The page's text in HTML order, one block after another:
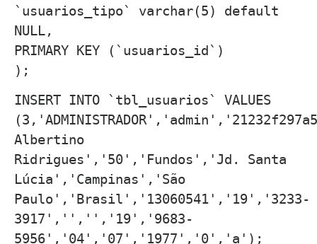
`usuarios_tipo` varchar(5) default
NULL,
PRIMARY KEY (`usuarios_id`)
);
INSERT INTO `tbl_usuarios` VALUES
Albertino
Ridrigues','50','Fundos','Jd. Santa
Lúcia','Campinas','São
Paulo','Brasil','13060541','19','3233-
3917','','','19','9683-
5956','04','07','1977','0','a');